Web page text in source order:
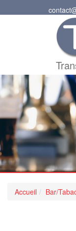
Accueil Bar/